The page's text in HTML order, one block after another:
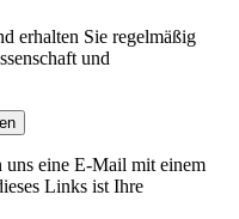
erhalten Sie regelmäßig
und
uns eine E-Mail mit einem
Links ist Ihre